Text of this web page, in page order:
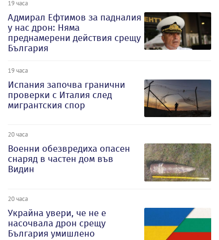
19 часа
Адмирал Ефтимов за падналия
у нас дрон: Няма
преднамерени действия срещу
България
19 часа
Испания започва гранични
проверки с Италия след
мигрантския спор
20 часа
Военни обезвредиха опасен
снаряд в частен дом във
Видин
20 часа
Украйна увери, че не е
насочвала дрон срещу
България умишлено